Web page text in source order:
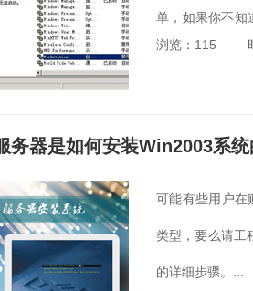
单，如果你不知
的
浏览：115
务器是如何安装Win2003系
可能有些用户在
类型，要么请工
的详细步骤。...